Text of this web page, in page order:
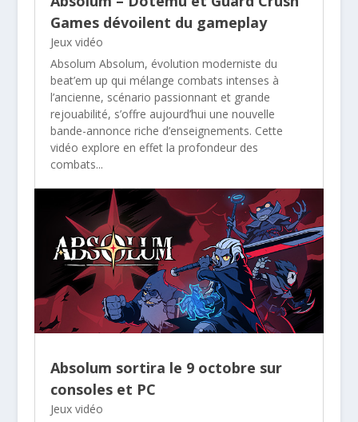
Games dévoilent du gameplay
Jeux vidéo
Absolum Absolum, évolution moderniste du
beat’em up qui mélange combats intenses à
l’ancienne, scénario passionnant et grande
rejouabilité, s’offre aujourd’hui une nouvelle
bande-annonce riche d’enseignements. Cette
vidéo explore en effet la profondeur des
combats...
Absolum sortira le 9 octobre sur
consoles et PC
Jeux vidéo